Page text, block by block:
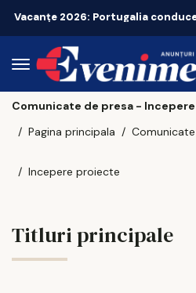
Vacanțe 2026: Portugalia
Comunicate de presa -
Pagina principala
Incepere proiecte
Titluri principale